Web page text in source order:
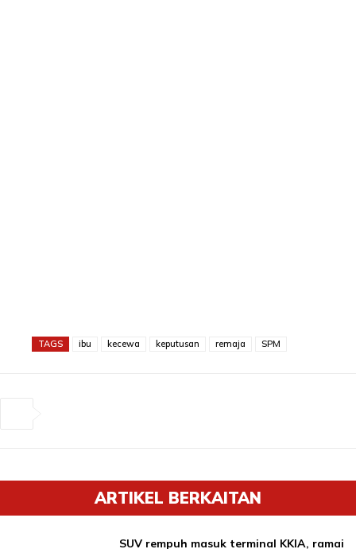
TAGS ibu kecewa keputusan remaja SPM
ARTIKEL BERKAITAN
SUV rempuh masuk terminal KKIA, ramai